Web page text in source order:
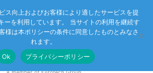
プ お客様サポート お問い合わせ
ス向上およびお客様により適したサービスを提
ーを利用しています。 当サイトの利用を継続す
様は本ポリシーの条件に同意したものとみなさ
れます。
Ok
プライバシーポリシー